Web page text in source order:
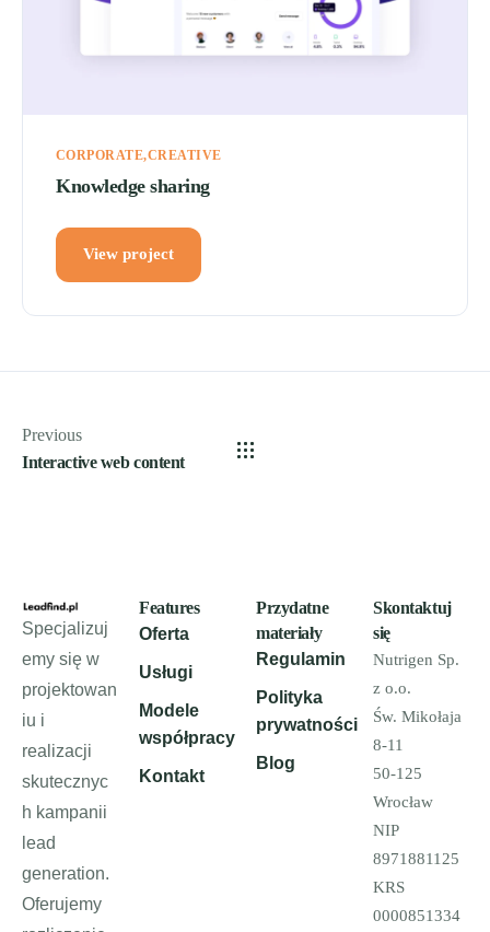
CORPORATE CREATIVE
Knowledge sharing
View project
Previous
Interactive web content
Specjalizuj
emy się w
projektowan
iu i
realizacji
skutecznyc
h kampanii
lead
generation.
Oferujemy
Features
Oferta
Usługi
Modele
współpracy
Kontakt
Przydatne
materiały
Regulamin
Polityka
prywatności
Blog
Skontaktuj
się
Nutrigen Sp.
z o.o.
Św. Mikołaja
8-11
50-125
Wrocław
NIP
8971881125
KRS
0000851334